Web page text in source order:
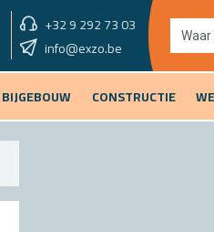
+32 9 292 73 03
info@exzo.be 9u -
BIJGEBOUW CONSTRUCTIE